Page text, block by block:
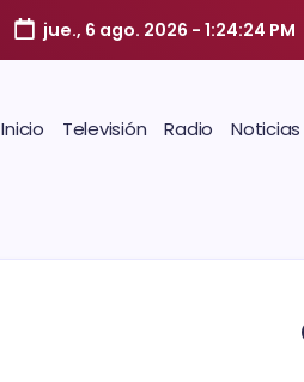
jue., 6 ago. 2026 - 1:24:24 PM
Inicio Televisión Radio Noticias